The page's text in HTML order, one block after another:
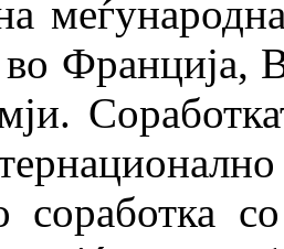
Франција,
соработка